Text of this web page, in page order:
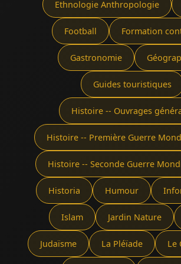
Ethnologie Anthropologie
Football Formation
Gastronomie
Guides touristiques
Histoire -- Ouvrages
Histoire -- Première Guerre
Histoire -- Seconde Guerre
Historia Humour
Islam Jardin Nature
Judaïsme La Pléïade Le